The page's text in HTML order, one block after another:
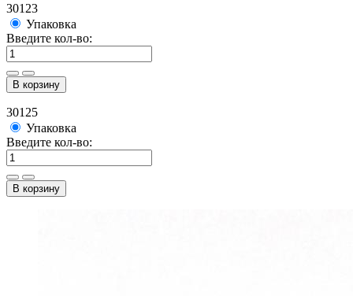
30123
Упаковка
Введите кол-во:
В корзину
30125
Упаковка
Введите кол-во:
В корзину